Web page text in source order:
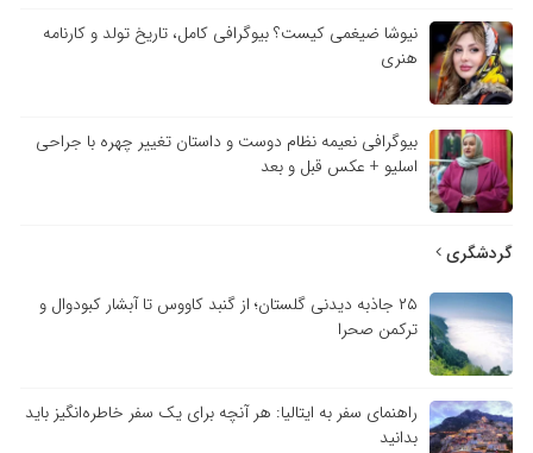
نیوشا ضیغمی کیست؟ بیوگرافی کامل، تاریخ تولد و کارنامه
هنری
بیوگرافی نعیمه نظام دوست و داستان تغییر چهره با جراحی
اسلیو + عکس قبل و بعد
گردشگری
۲۵ جاذبه دیدنی گلستان؛ از گنبد کاووس تا آبشار کبودوال و
ترکمن صحرا
راهنمای سفر به ایتالیا: هر آنچه برای یک سفر خاطره‌انگیز باید
بدانید